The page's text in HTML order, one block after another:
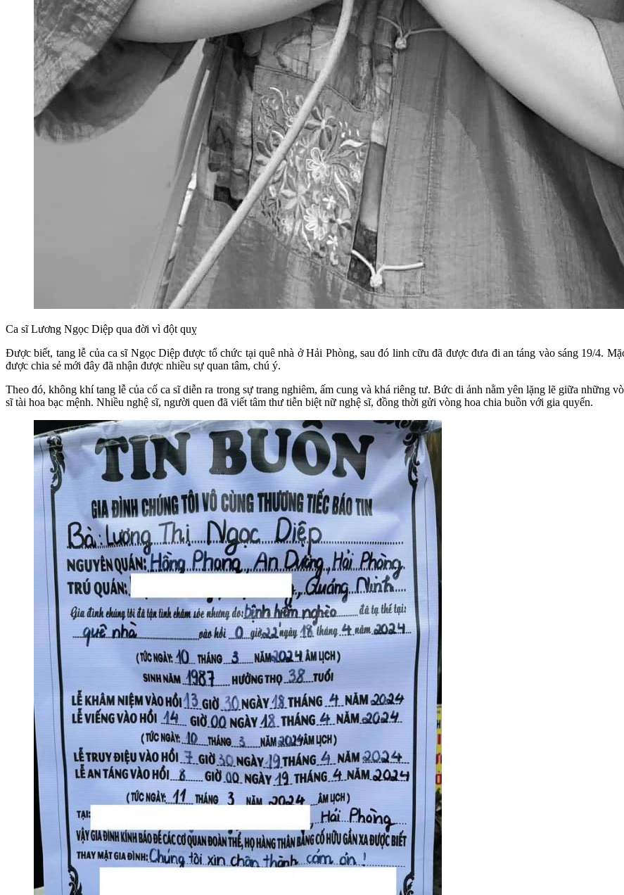
Ca sĩ Lương Ngọc Diệp qua đời vì đột quỵ
Được biết, tang lễ của ca sĩ Ngọc Diệp được tổ chức tại quê nhà ở Hải Phòng, sau đó linh cữu đã được đưa đi an táng vào sáng 19/4.
được chia sẻ mới đây đã nhận được nhiều sự quan tâm, chú ý.
Theo đó, không khí tang lễ của cố ca sĩ diễn ra trong sự trang nghiêm, ấm cung và khá riêng tư. Bức di ảnh nằm yên lặng lẽ giữa những
sĩ tài hoa bạc mệnh. Nhiều nghệ sĩ, người quen đã viết tâm thư tiễn biệt nữ nghệ sĩ, đồng thời gửi vòng hoa chia buồn với gia quyến.